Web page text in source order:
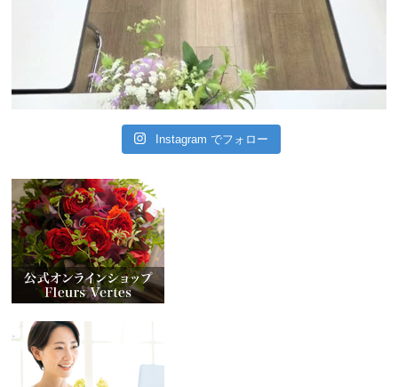
Instagram でフォロー